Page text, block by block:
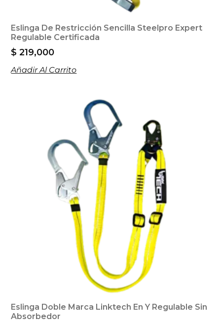
Eslinga De Restricción Sencilla Steelpro Expert
Regulable Certificada
$ 219,000
Añadir Al Carrito
Eslinga Doble Marca Linktech En Y Regulable Sin
Absorbedor